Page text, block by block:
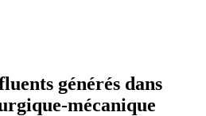
générés dans
mécanique